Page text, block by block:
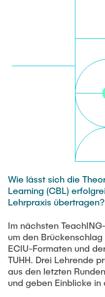
Wie lässt sich die
Learning (CBL)
Lehrpraxis übertragen?
Im nächsten
um den
ECIU-Formaten und
TUHH. Drei Lehrende
aus den letzten
und geben Einblicke in